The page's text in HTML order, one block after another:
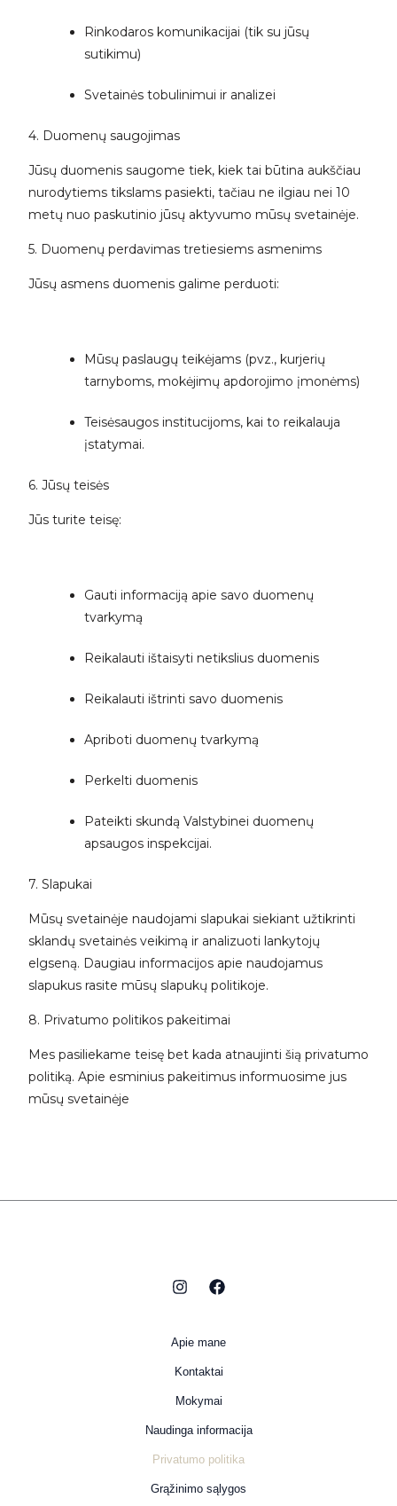
Rinkodaros komunikacijai (tik su jūsų
sutikimu)
Svetainės tobulinimui ir analizei
4. Duomenų saugojimas
Jūsų duomenis saugome tiek, kiek tai būtina aukščiau
nurodytiems tikslams pasiekti, tačiau ne ilgiau nei 10
metų nuo paskutinio jūsų aktyvumo mūsų svetainėje.
5. Duomenų perdavimas tretiesiems asmenims
Jūsų asmens duomenis galime perduoti:
Mūsų paslaugų teikėjams (pvz., kurjerių
tarnyboms, mokėjimų apdorojimo įmonėms)
Teisėsaugos institucijoms, kai to reikalauja
įstatymai.
6. Jūsų teisės
Jūs turite teisę:
Gauti informaciją apie savo duomenų
tvarkymą
Reikalauti ištaisyti netikslius duomenis
Reikalauti ištrinti savo duomenis
Apriboti duomenų tvarkymą
Perkelti duomenis
Pateikti skundą Valstybinei duomenų
apsaugos inspekcijai.
7. Slapukai
Mūsų svetainėje naudojami slapukai siekiant užtikrinti
sklandų svetainės veikimą ir analizuoti lankytojų
elgseną. Daugiau informacijos apie naudojamus
slapukus rasite mūsų slapukų politikoje.
8. Privatumo politikos pakeitimai
Mes pasiliekame teisę bet kada atnaujinti šią privatumo
politiką. Apie esminius pakeitimus informuosime jus
mūsų svetainėje
Apie mane
Kontaktai
Mokymai
Naudinga informacija
Privatumo politika
Grąžinimo sąlygos